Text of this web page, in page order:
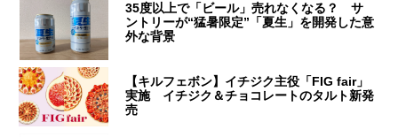
35度以上で「ビール」売れなくなる？ サ
ントリーが“猛暑限定”「夏生」を開発した意
外な背景
【キルフェボン】イチジク主役「FIG fair」
実施 イチジク＆チョコレートのタルト新発
売